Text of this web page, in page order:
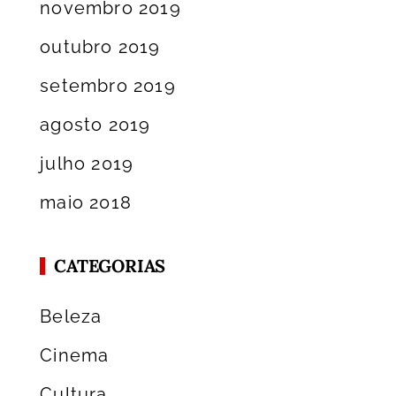
novembro 2019
outubro 2019
setembro 2019
agosto 2019
julho 2019
maio 2018
CATEGORIAS
Beleza
Cinema